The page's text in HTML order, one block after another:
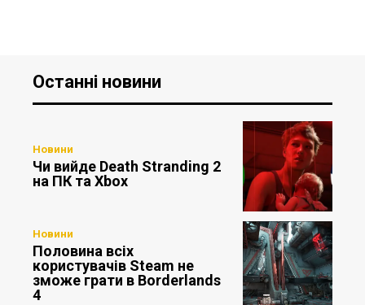
Останні новини
Новини
Чи вийде Death Stranding 2
на ПК та Xbox
Новини
Половина всіх
користувачів Steam не
зможе грати в Borderlands
4